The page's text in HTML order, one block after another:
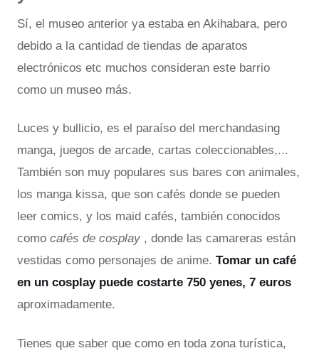
Sí, el museo anterior ya estaba en Akihabara, pero
debido a la cantidad de tiendas de aparatos
electrónicos etc muchos consideran este barrio
como un museo más.
Luces y bullicio, es el paraíso del merchandasing
manga, juegos de arcade, cartas coleccionables,...
También son muy populares sus bares con animales,
los manga kissa, que son cafés donde se pueden
leer comics, y los maid cafés, también conocidos
como cafés de cosplay , donde las camareras están
vestidas como personajes de anime. Tomar un café
en un cosplay puede costarte 750 yenes, 7 euros
aproximadamente.
Tienes que saber que como en toda zona turística,